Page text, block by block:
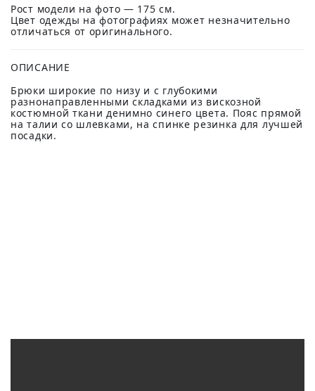
Рост модели на фото — 175 см.
Цвет одежды на фотографиях может незначительно
отличаться от оригинального.
ОПИСАНИЕ
Брюки широкие по низу и с глубокими
разнонаправленными складками из вискозной
костюмной ткани денимно синего цвета. Пояс прямой
на талии со шлевками, на спинке резинка для лучшей
посадки.